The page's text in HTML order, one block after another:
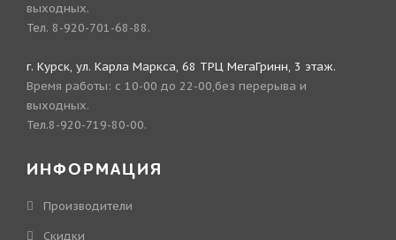
выходных.
Тел. 8-920-701-68-88.
г. Курск, ул. Карла Маркса, 68 ТРЦ МегаГринн, 3 этаж.
Время работы: с 10-00 до 22-00,без перерыва и
выходных.
Тел.8-920-719-80-00.
ИНФОРМАЦИЯ
Производители
Скидки